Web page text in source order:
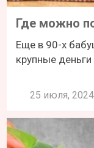
Где можно
Еще в 90-х
крупные
25 июля, 2024